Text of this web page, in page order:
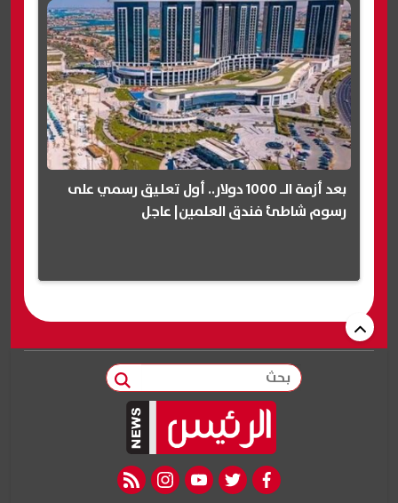
بعد أزمة الـ 1000 دولار.. أول تعليق رسمي على
رسوم شاطئ فندق العلمين| عاجل
بحث
facebook
twitter
youtube
instagram
rss feed